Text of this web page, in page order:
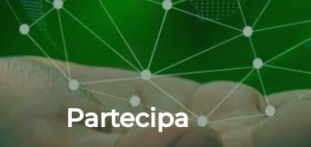
Partecipa